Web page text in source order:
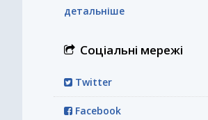
детальніше
Соціальні мережі
Twitter
Facebook